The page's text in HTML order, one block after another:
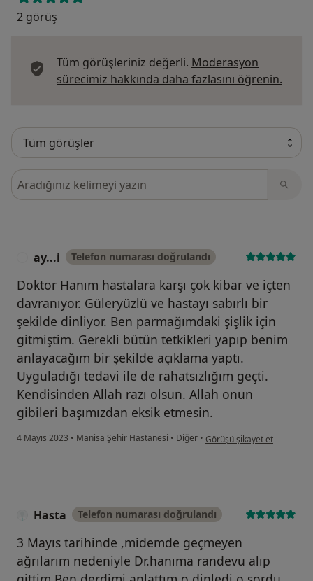
2 görüş
Tüm görüşleriniz değerli. Moderasyon
sürecimiz hakkında daha fazlasını öğrenin.
Görüşler içerisinde ara
ay...i Telefon numarası doğrulandı
Doktor Hanım hastalara karşı çok kibar ve içten
davranıyor. Güleryüzlü ve hastayı sabırlı bir
şekilde dinliyor. Ben parmağımdaki şişlik için
gitmiştim. Gerekli bütün tetkikleri yapıp benim
anlayacağım bir şekilde açıklama yaptı.
Uyguladığı tedavi ile de rahatsızlığım geçti.
Kendisinden Allah razı olsun. Allah onun
gibileri başımızdan eksik etmesin.
4 Mayıs 2023 • Manisa Şehir Hastanesi • Diğer • kullanıcının görüşüne göre
Görüşü şikayet et
Hasta Telefon numarası doğrulandı
3 Mayıs tarihinde ,midemde geçmeyen
ağrılarım nedeniyle Dr.hanıma randevu alıp